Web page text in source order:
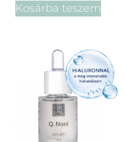
Kosárba teszem